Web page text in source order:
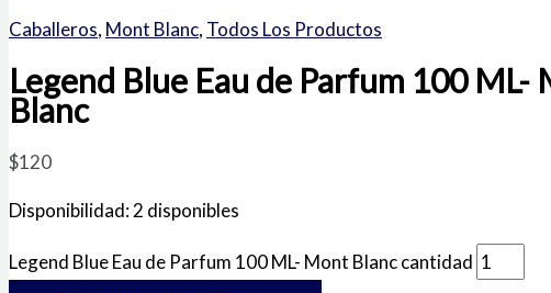
Caballeros, Mont Blanc, Todos Los Productos
Legend Blue Eau de Parfum 100 ML-
Blanc
$120
Disponibilidad:2 disponibles
Legend Blue Eau de Parfum 100 ML- Mont Blanc cantidad